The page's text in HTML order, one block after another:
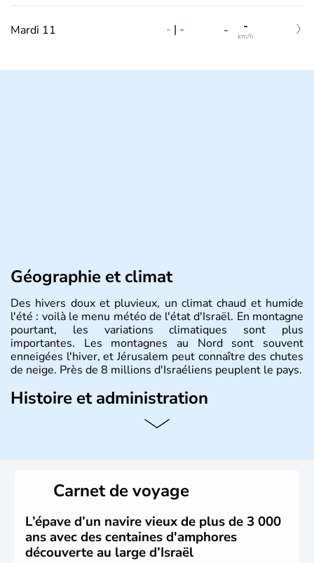
Mardi 11 - | - - -
km/h
Géographie et climat
Des hivers doux et pluvieux, un climat chaud et humide
l'été : voilà le menu météo de l'état d'Israël. En montagne
pourtant, les variations climatiques sont plus
importantes. Les montagnes au Nord sont souvent
enneigées l'hiver, et Jérusalem peut connaître des chutes
de neige. Près de 8 millions d'Israéliens peuplent le pays.
Histoire et administration
L'Israël est un état de la partie est de la Méditerranée,
vrai essor économique dans le domaine des nouvelles
Carnet de voyage
L’épave d’un navire vieux de plus de 3 000
ans avec des centaines d'amphores
découverte au large d’Israël